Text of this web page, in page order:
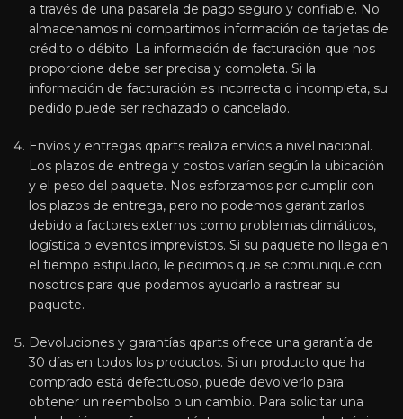
a través de una pasarela de pago seguro y confiable. No
almacenamos ni compartimos información de tarjetas de
crédito o débito. La información de facturación que nos
proporcione debe ser precisa y completa. Si la
información de facturación es incorrecta o incompleta, su
pedido puede ser rechazado o cancelado.
Envíos y entregas qparts realiza envíos a nivel nacional.
Los plazos de entrega y costos varían según la ubicación
y el peso del paquete. Nos esforzamos por cumplir con
los plazos de entrega, pero no podemos garantizarlos
debido a factores externos como problemas climáticos,
logística o eventos imprevistos. Si su paquete no llega en
el tiempo estipulado, le pedimos que se comunique con
nosotros para que podamos ayudarlo a rastrear su
paquete.
Devoluciones y garantías qparts ofrece una garantía de
30 días en todos los productos. Si un producto que ha
comprado está defectuoso, puede devolverlo para
obtener un reembolso o un cambio. Para solicitar una